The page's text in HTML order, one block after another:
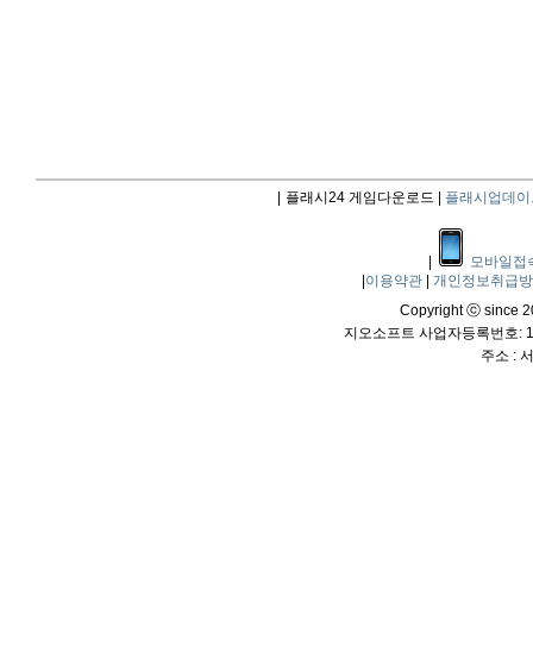
플래시24 게임다운로드 | 플래시업데이
모바일접
이용약관
개인정보취급
Copyright ⓒ since
지오소프트 사업자등록번호:
주소 :